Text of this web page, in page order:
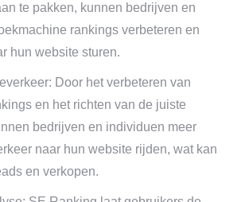
te pakken, kunnen bedrijven en
rankings verbeteren en
hun website sturen.
Door het verbeteren van
en het richten van de juiste
bedrijven en individuen meer
naar hun website rijden, wat kan
en verkopen.